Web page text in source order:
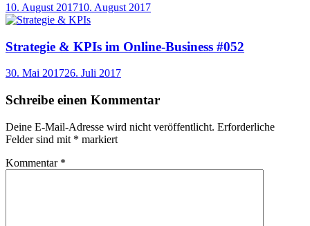
10. August 201710. August 2017
Strategie & KPIs im Online-Business #052
30. Mai 201726. Juli 2017
Schreibe einen Kommentar
Deine E-Mail-Adresse wird nicht veröffentlicht. Erforderliche
Felder sind mit * markiert
Kommentar *